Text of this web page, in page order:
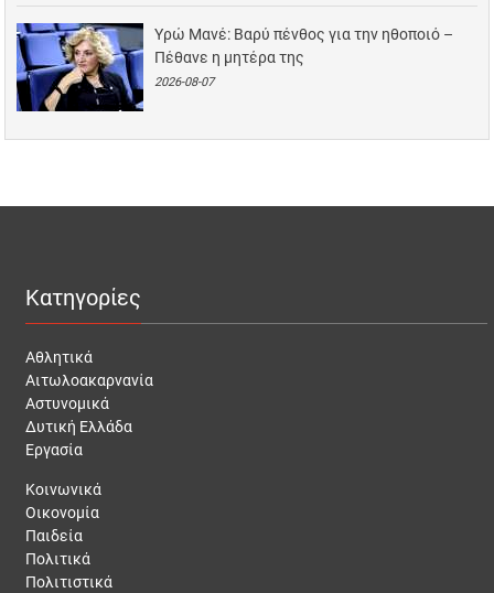
Υρώ Μανέ: Βαρύ πένθος για την ηθοποιό –
Πέθανε η μητέρα της
2026-08-07
Κατηγορίες
Αθλητικά
Αιτωλοακαρνανία
Αστυνομικά
Δυτική Ελλάδα
Εργασία
Κοινωνικά
Οικονομία
Παιδεία
Πολιτικά
Πολιτιστικά